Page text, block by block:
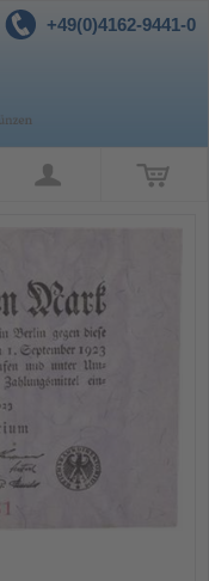
+49(0)4162-9441-0